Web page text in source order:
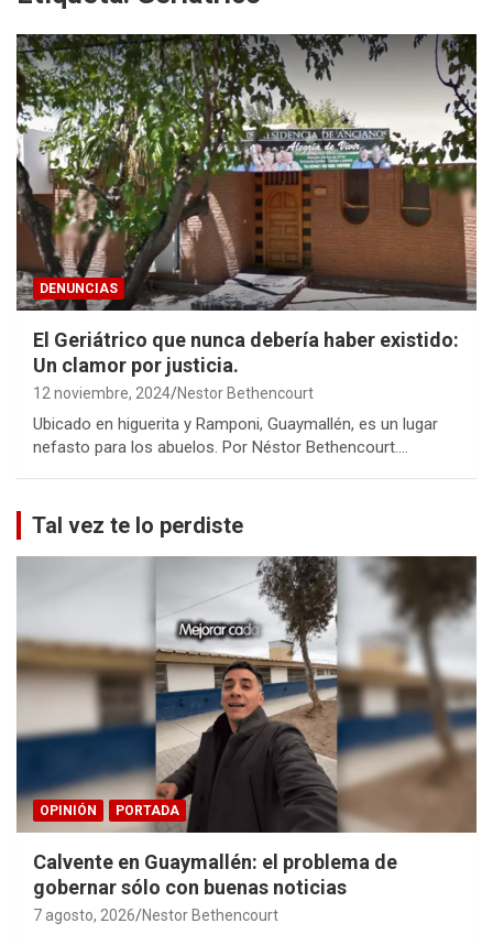
DENUNCIAS
El Geriátrico que nunca debería haber existido:
Un clamor por justicia.
12 noviembre, 2024 Nestor Bethencourt
Ubicado en higuerita y Ramponi, Guaymallén, es un lugar
nefasto para los abuelos. Por Néstor Bethencourt.…
Tal vez te lo perdiste
OPINIÓN PORTADA
Calvente en Guaymallén: el problema de
gobernar sólo con buenas noticias
7 agosto, 2026 Nestor Bethencourt